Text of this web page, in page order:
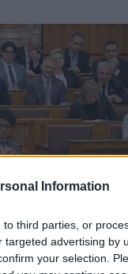
Information
third parties, or
targeted advertising by
your selection.